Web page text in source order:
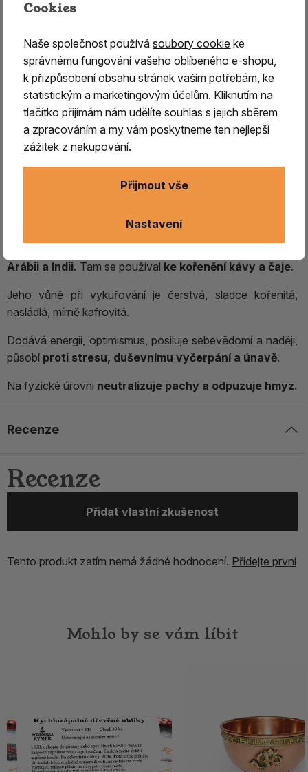
. Už z dob starého Egypta máme zmínky o jeho
Arábii a Indii. Tam se používal ke kořenění kávy a čaje.
Jeho vůně při vykuřování je čerstvá, sladce kořenitá,
nasládlá, mírně kafrovitá.
Dodává energii, optimismus, posiluje sebevědomí a naději,
působí proti stresu, duševnímu vyčerpání a únavě.
Na fyzické úrovni neutralizuje pachy a odpuzuje hmyz.
Recenze
Recenze
Přidat vlastní zkušenost
Tento produkt zatím nemá žádné hodnocení. Přidejte první
Mohlo by se vám líbit
Cookies
Naše společnost používásoubory cookie ke
správnému fungování vašeho oblíbeného e-shopu,
k přizpůsobení obsahu stránek vašim potřebám, ke
statistickým a marketingovým účelům. Kliknutím na
tlačítko přijímám nám udělíte souhlas s jejich sběrem
a zpracováním a my vám poskytneme ten nejlepší
zážitek z nakupování.
Nastavení
Přijmout vše